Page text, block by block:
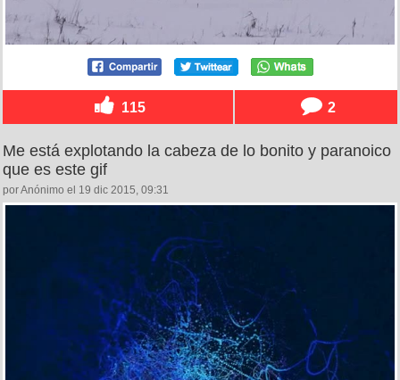
115 2
Me está explotando la cabeza de lo bonito y paranoico
que es este gif
por Anónimo el 19 dic 2015, 09:31